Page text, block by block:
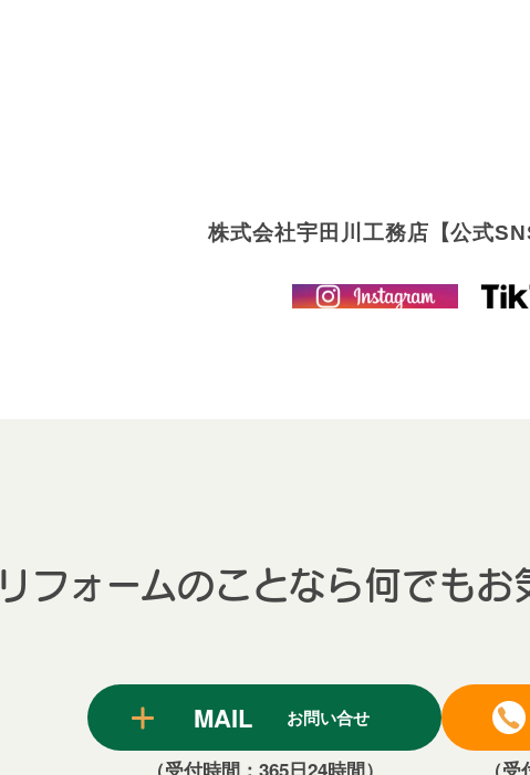
株式会社宇田川工務店【公式
リフォームのことなら何でも
MAIL お問い合せ
（受付時間：365日24時間） （